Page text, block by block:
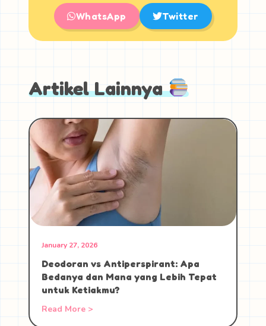
WhatsApp Twitter
Artikel Lainnya
January 27, 2026
Deodoran vs Antiperspirant: Apa
Bedanya dan Mana yang Lebih Tepat
untuk Ketiakmu?
Read More >